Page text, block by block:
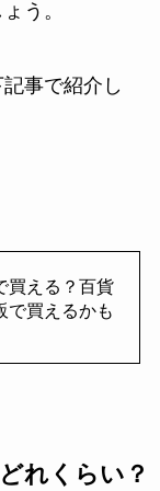
う。
事で紹介し
買える？百貨
で買えるかも
れくらい？